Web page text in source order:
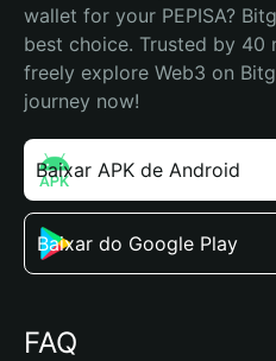
wallet for your PEPISA?
best choice. Trusted by 40
freely explore Web3 on
journey now!
Baixar APK de Android
Baixar do Google Play
FAQ